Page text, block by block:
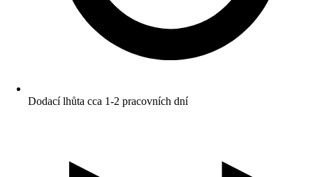
Dodací lhůta cca 1-2 pracovních dní